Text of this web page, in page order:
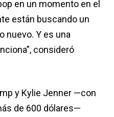
en un momento en el
están buscando un
nuevo. Y es una
consideró
y Kylie Jenner —con
de 600 dólares—